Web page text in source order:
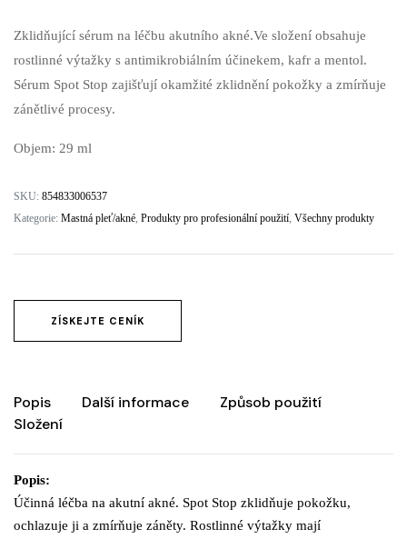
Zklidňující sérum na léčbu akutního akné.Ve složení obsahuje
rostlinné výtažky s antimikrobiálním účinekem, kafr a mentol.
Sérum Spot Stop zajišťují okamžité zklidnění pokožky a zmírňuje
zánětlivé procesy.
Objem: 29 ml
SKU: 854833006537
Kategorie: Mastná pleť/akné Produkty pro profesionální použití Všechny produkty
ZÍSKEJTE CENÍK
Popis Další informace
Způsob použití
Složení
Popis:
Účinná léčba na akutní akné. Spot Stop zklidňuje pokožku,
ochlazuje ji a zmírňuje záněty. Rostlinné výtažky mají